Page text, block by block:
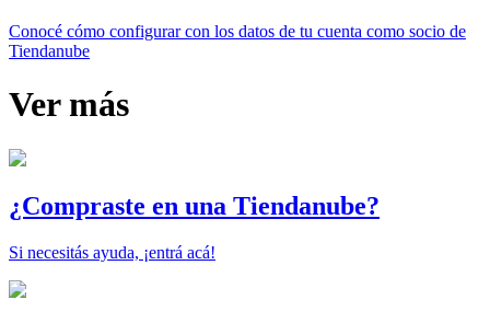
Conocé cómo configurar con los datos de tu cuenta como socio de
Tiendanube
Ver más
¿Compraste en una Tiendanube?
Si necesitás ayuda, ¡entrá acá!